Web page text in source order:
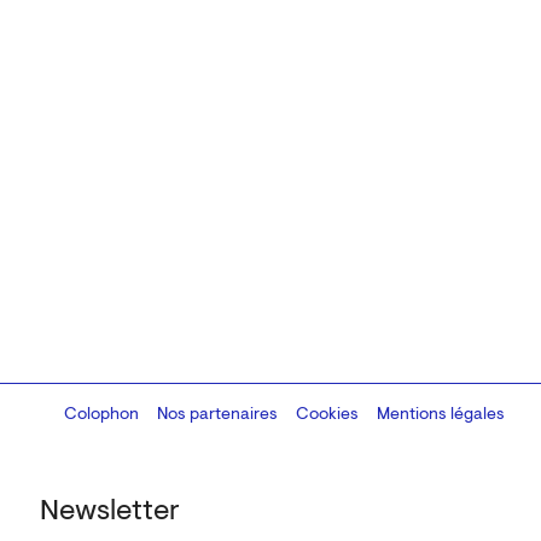
Newsletter
Colophon
Design:Marcel Kaczmarek, code:8080.studio
Nos partenaires Cookies Mentions légales